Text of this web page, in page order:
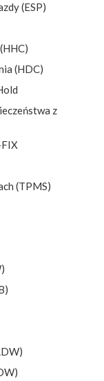
(ESP)
(HDC)
z
(TPMS)